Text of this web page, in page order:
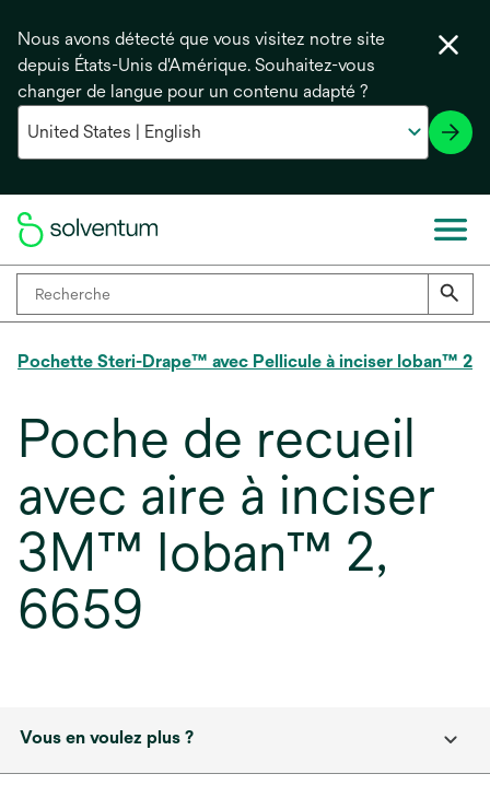
Nous avons détecté que vous visitez notre site
depuis États-Unis d'Amérique. Souhaitez-vous
changer de langue pour un contenu adapté ?
Pochette Steri-Drape™ avec Pellicule à inciser Ioban™ 2
Poche de recueil
avec aire à inciser
3M™ Ioban™ 2,
6659
Vous en voulez plus ?